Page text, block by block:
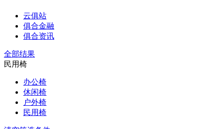
云俱站
俱合金融
俱合资讯
全部结果
民用椅
办公椅
休闲椅
户外椅
民用椅